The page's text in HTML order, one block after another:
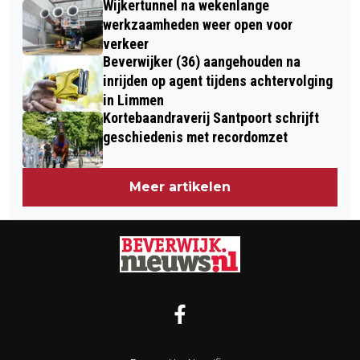
WAARD FIETST ZIJN CLUB
ACHTERNA… VAN IJMUIDEN NAAR
MAASTRICHT
Wijkertunnel na wekenlange
werkzaamheden weer open voor
verkeer
Beverwijker (36) aangehouden na
inrijden op agent tijdens achtervolging
in Limmen
Kortebaandraverij Santpoort schrijft
geschiedenis met recordomzet
Meer artikelen